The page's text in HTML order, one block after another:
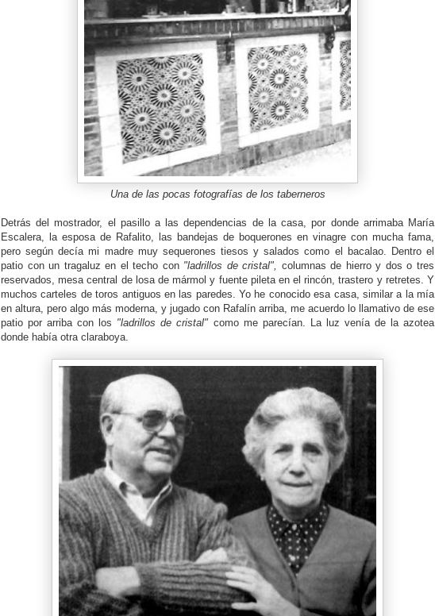
Una de las pocas fotografías de los taberneros
Detrás del mostrador, el pasillo a las dependencias de la casa, por donde arrimaba María
Escalera, la esposa de Rafalito, las bandejas de boquerones en vinagre con mucha fama,
pero según decía mi madre muy sequerones tiesos y salados como el bacalao. Dentro el
patio con un tragaluz en el techo con "ladrillos de cristal", columnas de hierro y dos o tres
reservados, mesa central de losa de mármol y fuente pileta en el rincón, trastero y retretes. Y
muchos carteles de toros antiguos en las paredes. Yo he conocido esa casa, similar a la mía
en altura, pero algo más moderna, y jugado con Rafalín arriba, me acuerdo lo llamativo de ese
patio por arriba con los "ladrillos de cristal" como me parecían. La luz venía de la azotea
donde había otra claraboya.